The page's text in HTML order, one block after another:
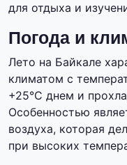
для отдыха и
Погода и
Лето на Байкале
климатом с
+25°C днем и
Особенностью
воздуха, которая
при высоких